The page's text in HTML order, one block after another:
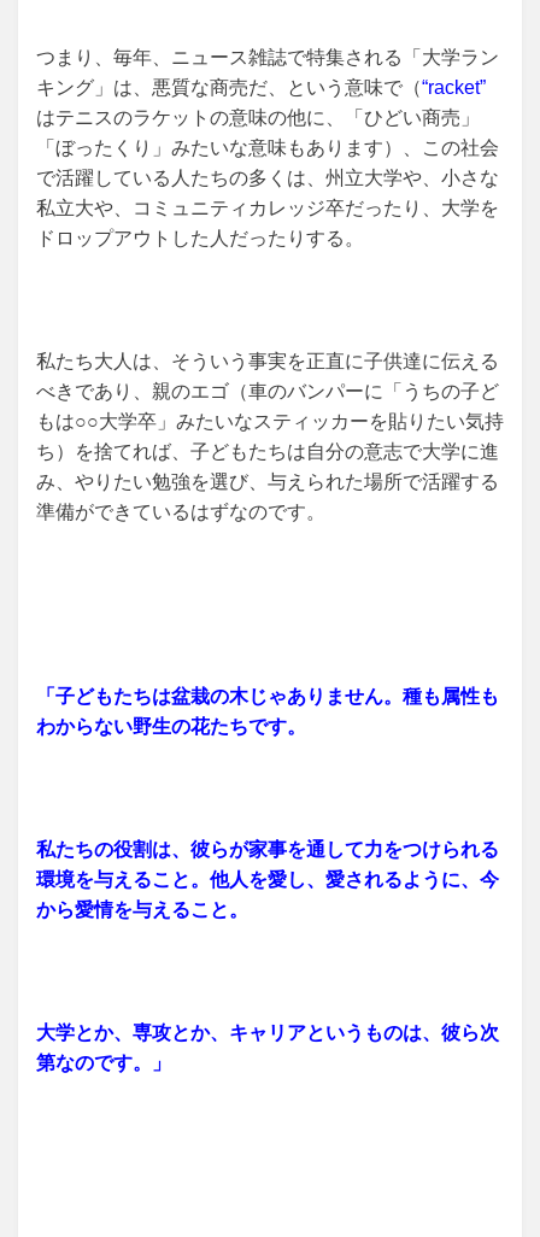
つまり、毎年、ニュース雑誌で特集される「大学ラン
キング」は、悪質な商売だ、という意味で（“racket”
はテニスのラケットの意味の他に、「ひどい商売」
「ぼったくり」みたいな意味もあります）、この社会
で活躍している人たちの多くは、州立大学や、小さな
私立大や、コミュニティカレッジ卒だったり、大学を
ドロップアウトした人だったりする。
私たち大人は、そういう事実を正直に子供達に伝える
べきであり、親のエゴ（車のバンパーに「うちの子ど
もは○○大学卒」みたいなスティッカーを貼りたい気持
ち）を捨てれば、子どもたちは自分の意志で大学に進
み、やりたい勉強を選び、与えられた場所で活躍する
準備ができているはずなのです。
「子どもたちは盆栽の木じゃありません。種も属性も
わからない野生の花たちです。
私たちの役割は、彼らが家事を通して力をつけられる
環境を与えること。他人を愛し、愛されるように、今
から愛情を与えること。
大学とか、専攻とか、キャリアというものは、彼ら次
第なのです。」